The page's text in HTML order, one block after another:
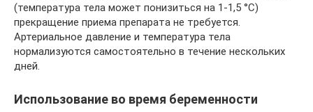
(температура тела может понизиться на 1-1,5 °С)
прекращение приема препарата не требуется.
Артериальное давление и температура тела
нормализуются самостоятельно в течение нескольких
дней.
Использование во время беременности